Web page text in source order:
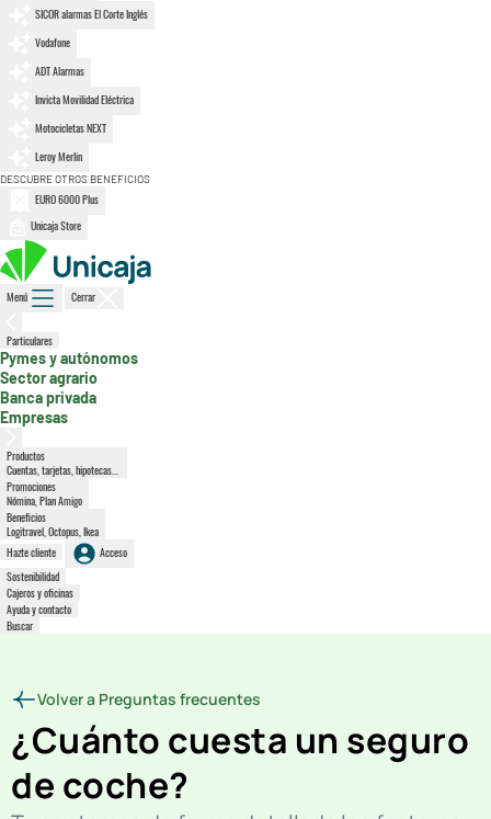
SICOR alarmas El Corte Inglés
Vodafone
ADT Alarmas
Invicta Movilidad Eléctrica
Motocicletas NEXT
Leroy Merlin
DESCUBRE OTROS BENEFICIOS
EURO 6000 Plus
Unicaja Store
Menú Cerrar
Particulares
Pymes y autónomos
Sector agrario
Banca privada
Empresas
Productos
Cuentas, tarjetas, hipotecas...
Promociones
Nómina, Plan Amigo
Beneficios
Logitravel, Octopus, Ikea
Hazte cliente
Acceso
Sostenibilidad
Cajeros y oficinas
Ayuda y contacto
Buscar
Volver a Preguntas frecuentes
¿Cuánto cuesta un seguro
de coche?